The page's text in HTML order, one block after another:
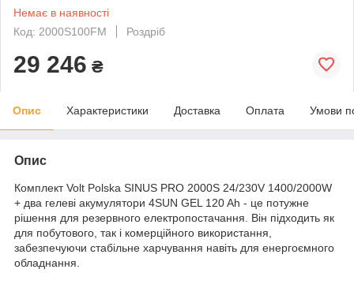
Немає в наявності
Код: 2000S100FM
Роздріб
29 246 ₴
Опис Характеристики Доставка Оплата Умови
Опис
Комплект Volt Polska SINUS PRO 2000S 24/230V 1400/2000W
+ два гелеві акумулятори 4SUN GEL 120 Ah - це потужне
рішення для резервного електропостачання. Він підходить як
для побутового, так і комерційного використання,
забезпечуючи стабільне харчування навіть для енергоємного
обладнання.